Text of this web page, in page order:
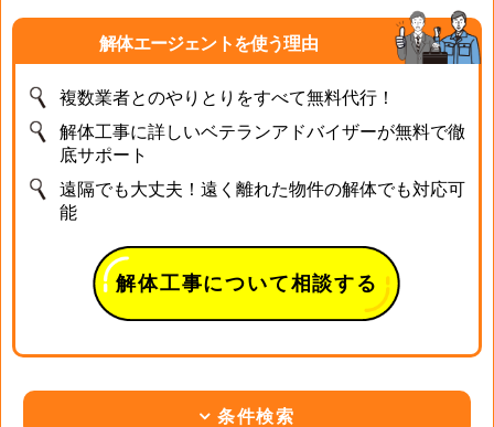
解体エージェントを使う理由
複数業者とのやりとりをすべて無料代行！
解体工事に詳しいベテランアドバイザーが無料で徹
底サポート
遠隔でも大丈夫！遠く離れた物件の解体でも対応可
能
解体工事について相談する
条件検索